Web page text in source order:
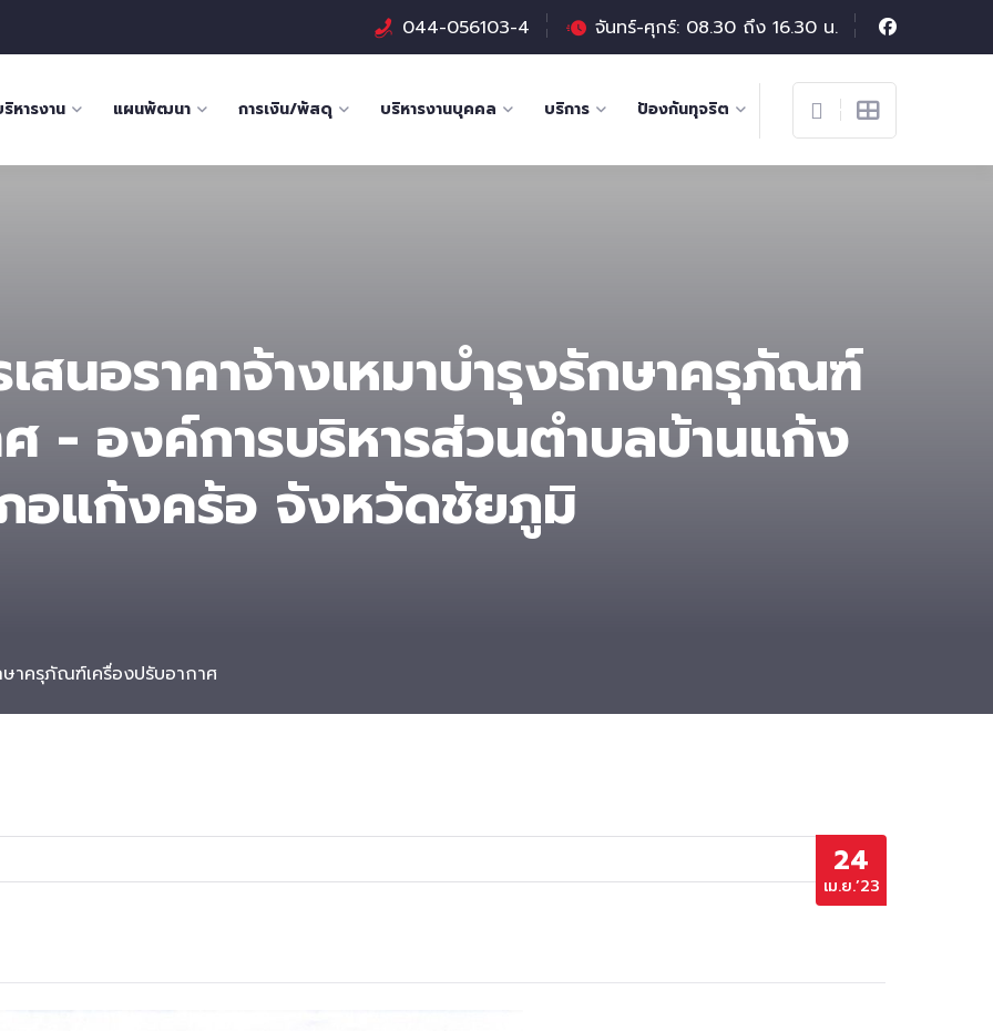
044-056103-4 จันทร์-ศุกร์: 08.30 ถึง 16.30 น.
หารงาน แผนพัฒนา การเงิน/พัสดุ บริหารงานบุคคล บริการ ป้องกันทุจริต
สนอราคาจ้างเหมาบำรุงรักษาครุภัณฑ์
- องค์การบริหารส่วนตําบลบ้านแก้ง
อแก้งคร้อ จังหวัดชัยภูมิ
ษาครุภัณฑ์เครื่องปรับอากาศ
24
เม.ย.’23